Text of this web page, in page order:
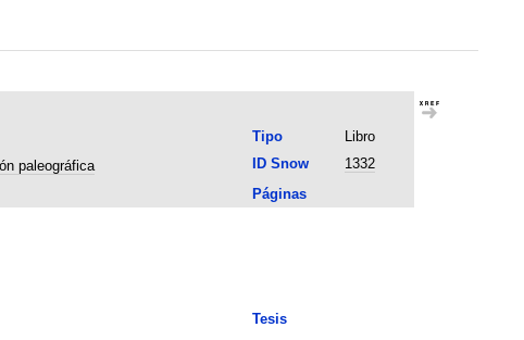
Tipo
Libro
paleográfica ID Snow
1332
Páginas
Tesis